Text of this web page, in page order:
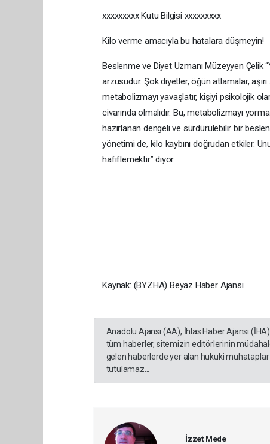
xxxxxxxxx Kutu Bilgisi xxxxxxxxx
Kilo verme amacıyla bu hatalara düşmeyin!
Beslenme ve Diyet Uzmanı Müzeyyen Çelik
arzusudur. Şok diyetler, öğün atlamalar,
metabolizmayı yavaşlatır, kişiyi psikolojik
civarında olmalıdır. Bu, metabolizmayı
hazırlanan dengeli ve sürdürülebilir bir
yönetimi de, kilo kaybını doğrudan etkiler.
hafiflemektir” diyor.
Kaynak: (BYZHA) Beyaz Haber Ajansı
Anadolu Ajansı (AA), İhlas Haber Ajansı
tüm haberler, sitemizin editörlerinin
gelen haberlerde yer alan hukuki
tutulamaz...
İzzet Mede